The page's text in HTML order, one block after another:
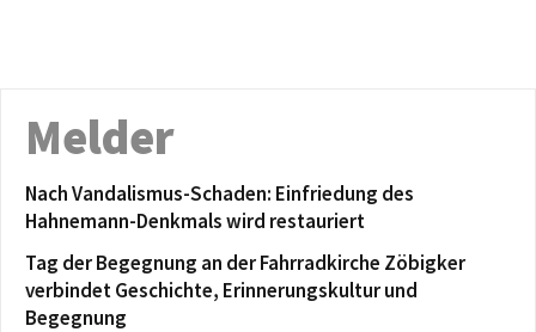
Melder
Nach Vandalismus-Schaden: Einfriedung des
Hahnemann-Denkmals wird restauriert
Tag der Begegnung an der Fahrradkirche Zöbigker
verbindet Geschichte, Erinnerungskultur und
Begegnung